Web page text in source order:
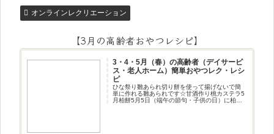
オンラインレクリエーション
【3月の高齢者おやつレシピ】
3・4・5月（春）の高齢者（デイサービ
ス・老人ホーム）簡単おやつレク・レシ
ピ
ひな祭り雛あられ切り餅を使って揚げないで簡
単に作れる雛あられです☆甘酒作り桃カステラ5
月柏餅5月5日（端午の節句・子供の日）に柏餅